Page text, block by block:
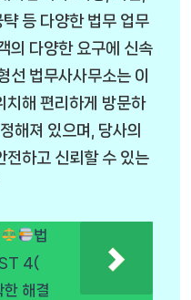
등 다양한 법무 업무
의 다양한 요구에 신속
선 법무사사무소는 이
치해 편리하게 방문하
해져 있으며, 당사의
전하고 신뢰할 수 있는
법
4(
한 해결